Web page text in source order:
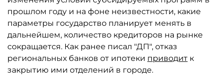
прошлом году и на фоне неизвестности, какие
параметры государство планирует менять в
дальнейшем, количество кредиторов на рынке
сокращается. Как ранее писал "ДП", отказ
региональных банков от ипотеки приводит к
закрытию ими отделений в городе.